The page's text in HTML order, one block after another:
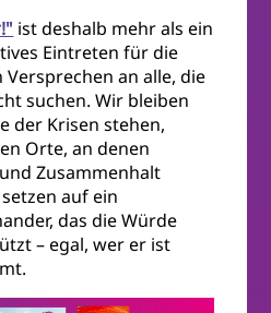
ist deshalb mehr als ein
Eintreten für die
an alle, die
suchen. Wir bleiben
der Krisen stehen,
Orte, an denen
Zusammenhalt
auf ein
das die Würde
– egal, wer er ist